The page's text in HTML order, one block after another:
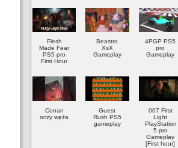
Flesh
Made Fear
PS5 pro
First Hour
Beastro
XsX
Gameplay
4PGP PS5
pro
Gameplay
Conan
oczy węża
Guest
Rush PS5
gameplay
007 First
Light
PlayStation
5 pro
Gameplay
[First hour]